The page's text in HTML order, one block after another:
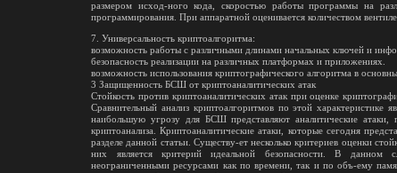
размером исход-ного кода, скоростью работы программы на
программирования. При аппаратной оценивается количеством
7. Универсальность криптоалгоритма:
возможность работы с различными длинами начальных ключей и
безопасность реализации на различных платформах и приложениях.
возможность использования криптографического алгоритма в
3 Защищенность БСШ от криптоаналитических атак
Стойкость против криптоаналитических атак при оценке
Сравнительный анализ криптоалгоритмов по этой характеристике
наибольшую угрозу для БСШ представляют аналитические
криптоанализа. Криптоаналитические атаки, которые сегодня
разделе данной статьи. Существу-ет несколько критериев оценки
них является критерий идеальной безопасности. В данном
неограниченными ресурсами как по времени, так и по объ-ему